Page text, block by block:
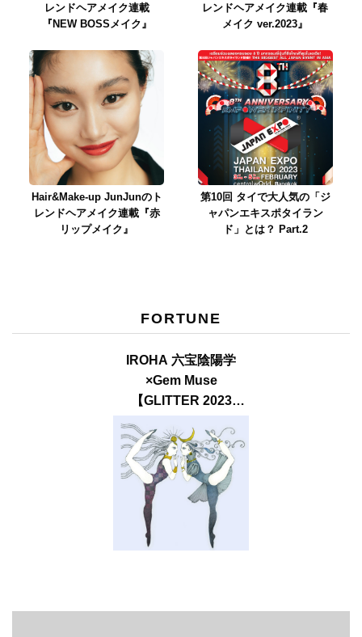
レンドヘアメイク連載
『NEW BOSSメイク』
レンドヘアメイク連載『春
メイク ver.2023』
Hair&Make-up JunJunのト
レンドヘアメイク連載『赤
リップメイク』
第10回 タイで大人気の「ジ
ャパンエキスポタイラン
ド」とは？ Part.2
FORTUNE
IROHA 六宝陰陽学
×Gem Muse
【GLITTER 2023
SUMMER issue】